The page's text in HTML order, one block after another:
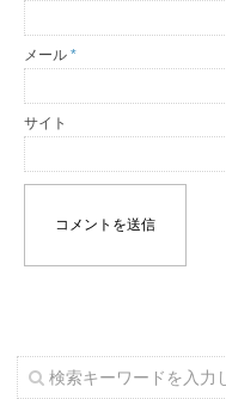
メール *
サイト